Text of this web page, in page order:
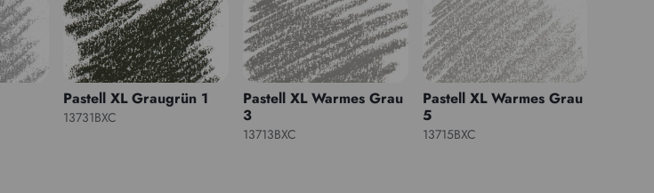
Pastell XL Graugrün 1
13731BXC
Pastell XL Warmes Grau
3
13713BXC
Pastell XL Warmes Grau
5
13715BXC